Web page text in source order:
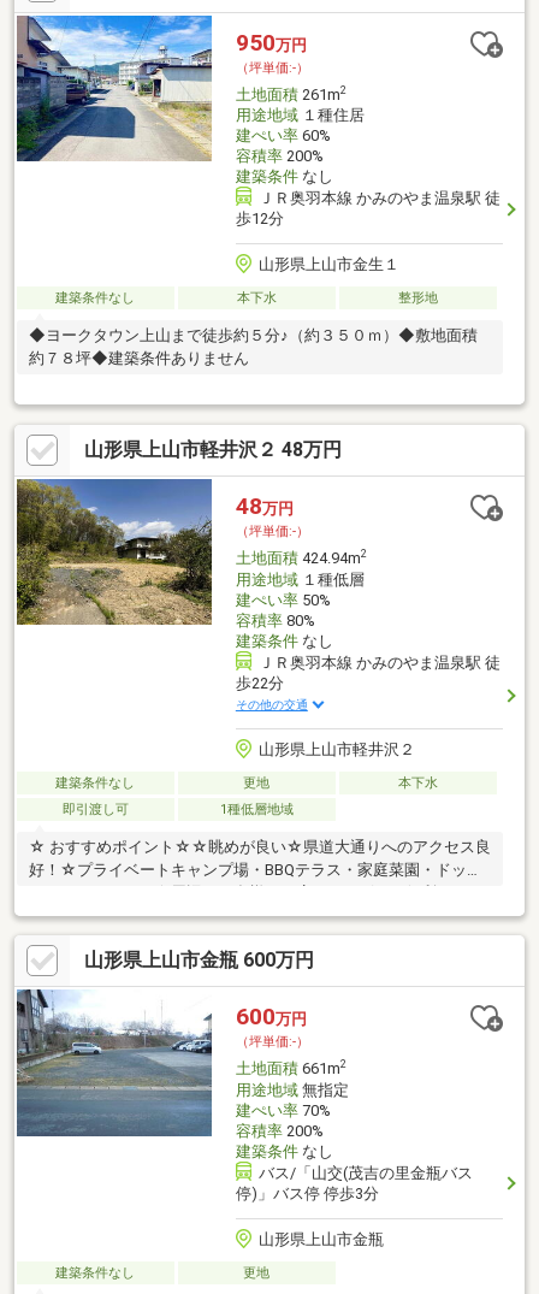
950万円
（坪単価:-）
土地面積261m2
用途地域１種住居
建ぺい率60%
容積率200%
建築条件なし
ＪＲ奥羽本線 かみのやま温泉駅 徒
歩12分
山形県上山市金生１
建築条件なし 本下水 整形地
◆ヨークタウン上山まで徒歩約５分♪（約３５０ｍ）◆敷地面積
約７８坪◆建築条件ありません
山形県上山市軽井沢２ 48万円
48万円
（坪単価:-）
土地面積424.94m2
用途地域１種低層
建ぺい率50%
容積率80%
建築条件なし
ＪＲ奥羽本線 かみのやま温泉駅 徒
歩22分
その他の交通
山形県上山市軽井沢２
建築条件なし 更地
本下水
即引渡し可
1種低層地域
☆ おすすめポイント☆☆眺めが良い☆県道大通りへのアクセス良
好！☆プライベートキャンプ場・BBQテラス・家庭菜園・ドッグ
ランなどできます☆周辺には多様なお店がいっぱいで便利
山形県上山市金瓶 600万円
600万円
（坪単価:-）
土地面積661m2
用途地域無指定
建ぺい率70%
容積率200%
建築条件なし
バス/「山交(茂吉の里金瓶バス
停)」バス停 停歩3分
山形県上山市金瓶
建築条件なし 更地